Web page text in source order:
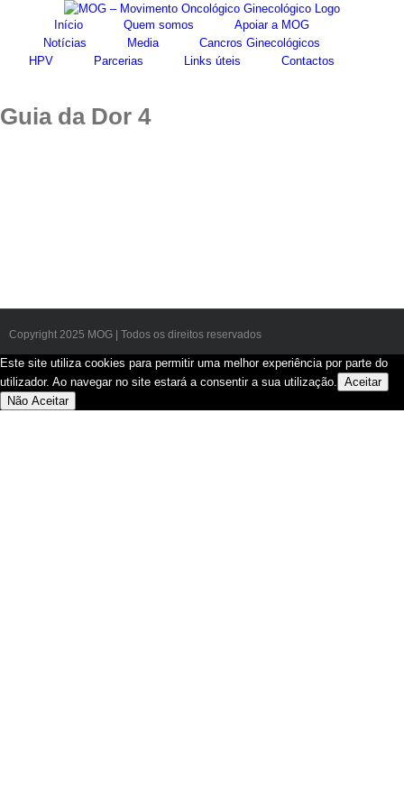
Início Quem somos
Apoiar a MOG
Notícias
Media
Cancros Ginecológicos
HPV
Parcerias Links úteis Contactos
Guia da Dor 4
Copyright 2025 MOG | Todos os direitos reservados
Este site utiliza cookies para permitir uma melhor experiência por parte do
utilizador. Ao navegar no site estará a consentir a sua utilização.
Aceitar
Não Aceitar